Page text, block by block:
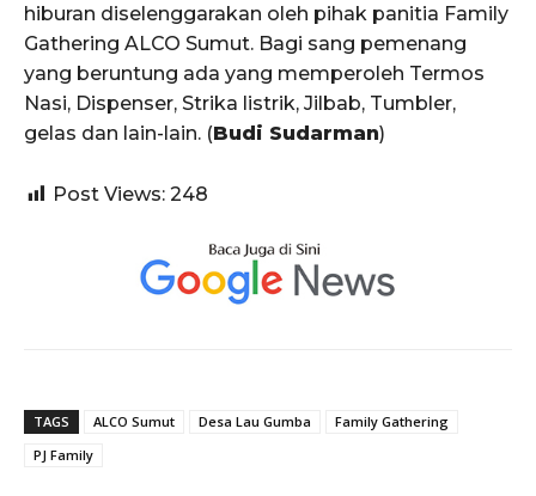
hiburan diselenggarakan oleh pihak panitia Family
Gathering ALCO Sumut. Bagi sang pemenang
yang beruntung ada yang memperoleh Termos
Nasi, Dispenser, Strika listrik, Jilbab, Tumbler,
gelas dan lain-lain. (Budi Sudarman)
Post Views: 248
TAGS ALCO Sumut Desa Lau Gumba
Family Gathering
PJ Family